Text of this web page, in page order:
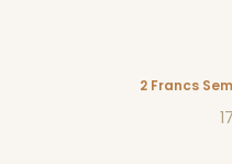
2 Francs